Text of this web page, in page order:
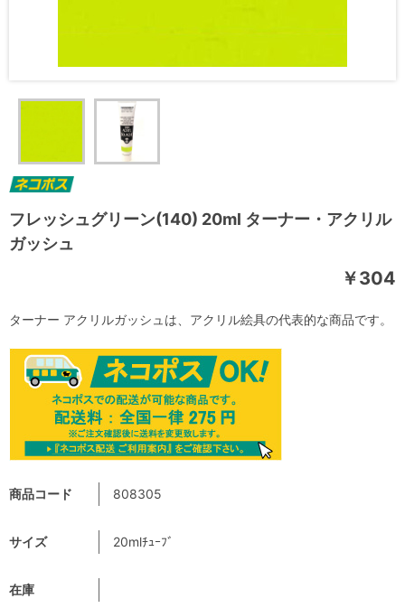
フレッシュグリーン(140) 20ml ターナー・アクリル
ガッシュ
￥304
商品コード 808305
サイズ 20mlﾁｭｰﾌﾞ
在庫
ターナー アクリルガッシュは、アクリル絵具の代表的な商品です。